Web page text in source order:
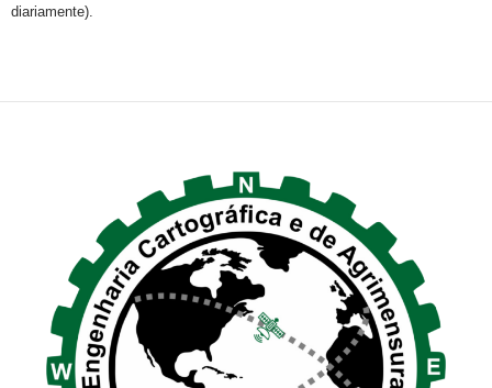
diariamente).